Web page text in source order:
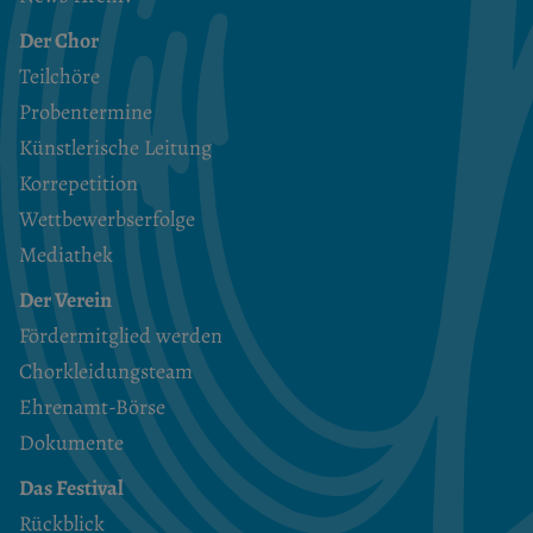
Der Chor
Teilchöre
Probentermine
Künstlerische Leitung
Korrepetition
Wettbewerbserfolge
Mediathek
Der Verein
Fördermitglied werden
Chorkleidungsteam
Ehrenamt-Börse
Dokumente
Das Festival
Rückblick